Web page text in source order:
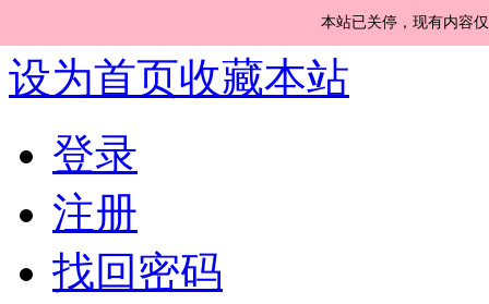
本站已关停，现有内容
设为首页收藏本站
登录
注册
找回密码